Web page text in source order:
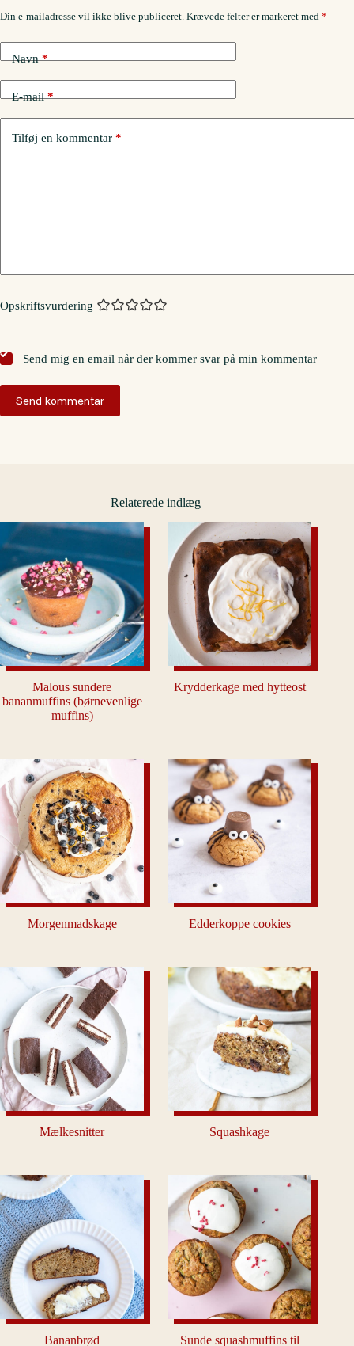
Din e-mailadresse vil ikke blive publiceret. Krævede felter er markeret med *
Navn*
E-mail*
Tilføj en kommentar *
Opskriftsvurdering
Send mig en email når der kommer svar på min kommentar
Send kommentar
Relaterede indlæg
Malous sundere
bananmuffins (børnevenlige
muffins)
Krydderkage med hytteost
Morgenmadskage Edderkoppe cookies
Mælkesnitter Squashkage
Bananbrød Sunde squashmuffins til